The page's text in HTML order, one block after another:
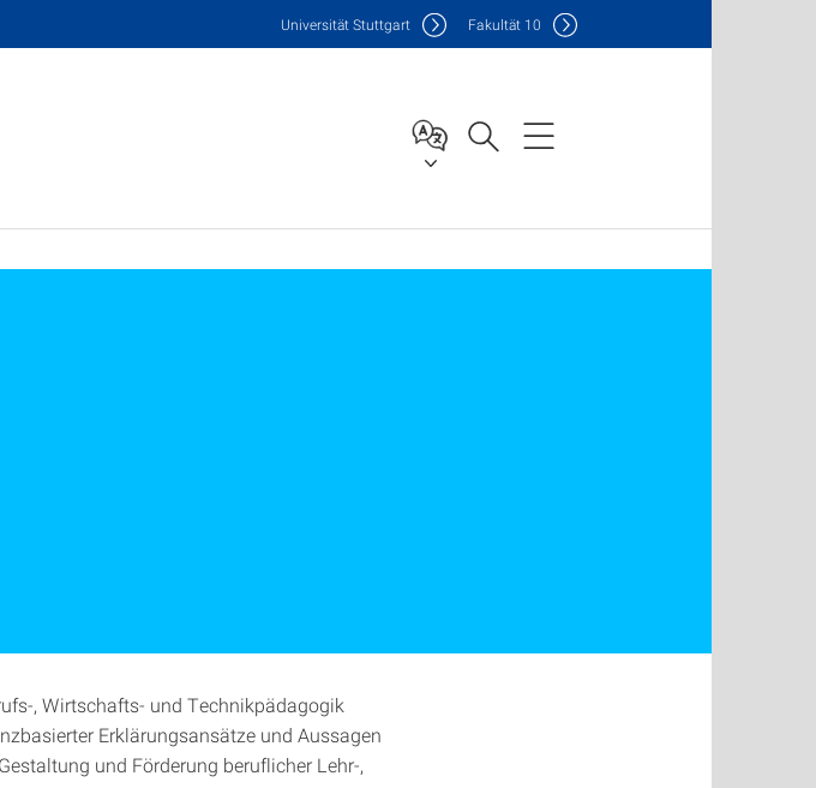
Universität Stuttgart Fakultät 10
, Wirtschafts- und Technikpädagogik
Erklärungsansätze und Aussagen
und Förderung beruflicher Lehr-,